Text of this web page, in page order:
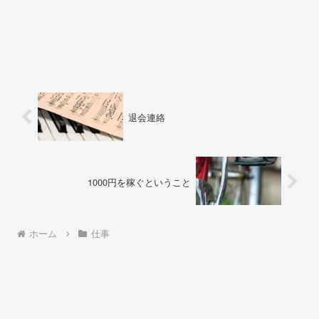
退会連絡
1000円を稼ぐということ
ホーム 仕事